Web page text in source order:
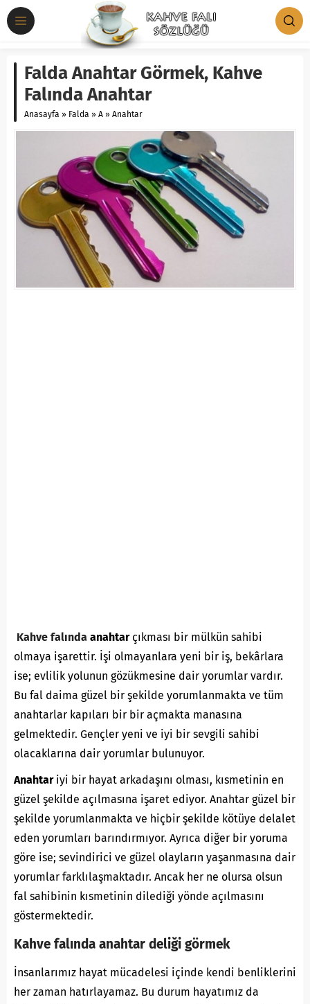
Falda Anahtar Görmek, Kahve
Falında Anahtar
Anasayfa » Falda » A » Anahtar
Kahve falında anahtarçıkması bir mülkün sahibi
olmaya işarettir. İşi olmayanlara yeni bir iş, bekârlara
ise; evlilik yolunun gözükmesine dair yorumlar vardır.
Bu fal daima güzel bir şekilde yorumlanmakta ve tüm
anahtarlar kapıları bir bir açmakta manasına
gelmektedir. Gençler yeni ve iyi bir sevgili sahibi
olacaklarına dair yorumlar bulunuyor.
Anahtar iyi bir hayat arkadaşını olması, kısmetinin en
güzel şekilde açılmasına işaret ediyor. Anahtar güzel bir
şekilde yorumlanmakta ve hiçbir şekilde kötüye delalet
eden yorumları barındırmıyor. Ayrıca diğer bir yoruma
göre ise; sevindirici ve güzel olayların yaşanmasına dair
yorumlar farklılaşmaktadır. Ancak her ne olursa olsun
fal sahibinin kısmetinin dilediği yönde açılmasını
göstermektedir.
Kahve falında anahtar deliği görmek
İnsanlarımız hayat mücadelesi içinde kendi benliklerini
her zaman hatırlayamaz. Bu durum hayatımız da